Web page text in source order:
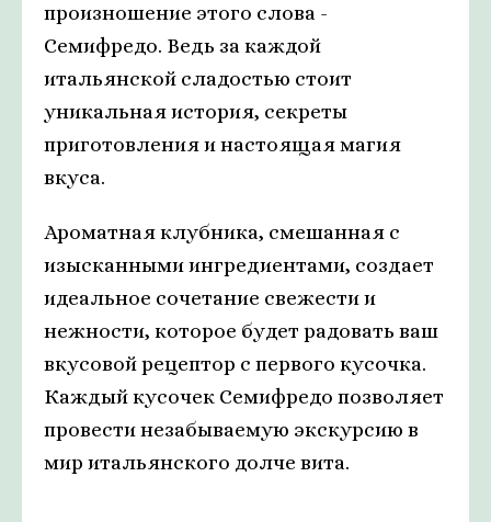
произношение этого слова -
Семифредо. Ведь за каждой
итальянской сладостью стоит
уникальная история, секреты
приготовления и настоящая магия
вкуса.
Ароматная клубника, смешанная с
изысканными ингредиентами, создает
идеальное сочетание свежести и
нежности, которое будет радовать ваш
вкусовой рецептор с первого кусочка.
Каждый кусочек Семифредо позволяет
провести незабываемую экскурсию в
мир итальянского долче вита.